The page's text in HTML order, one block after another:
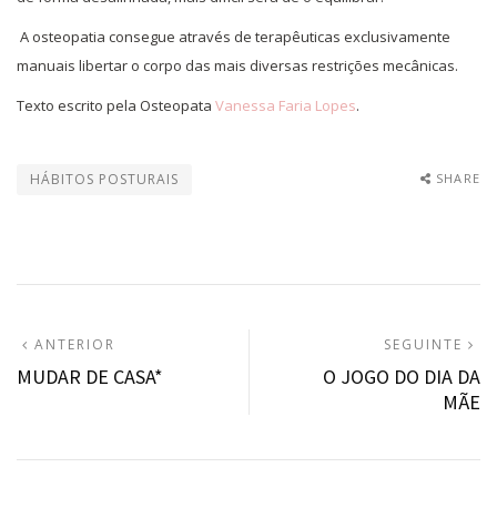
A osteopatia consegue através de terapêuticas exclusivamente
manuais libertar o corpo das mais diversas restrições mecânicas.
Texto escrito pela Osteopata Vanessa Faria Lopes.
SHARE
HÁBITOS POSTURAIS
Navegação
de
ANTERIOR
ANTERIOR:
MUDAR DE CASA*
SEGUINTE
O JOGO DO DIA DA
MÃE